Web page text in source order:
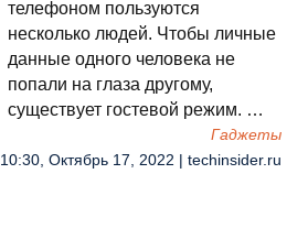
телефоном пользуются
несколько людей. Чтобы личные
данные одного человека не
попали на глаза другому,
существует гостевой режим. …
Гаджеты
10:30, Октябрь 17, 2022 | techinsider.ru